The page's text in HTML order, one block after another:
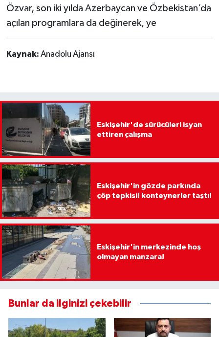
Özvar, son iki yılda Azerbaycan ve Özbekistan’da
açılan programlara da değinerek, ye
Kaynak: Anadolu Ajansı
Eskişehir'de sürücüleri isyan
ettiren çalışma
Eskişehir'in gözde parkında
çöp tepkisi! konteynerler taştı!
Eskişehir'in merkezinde hoş
olmayan manzara!
Bunlar da ilginizi çekebilir